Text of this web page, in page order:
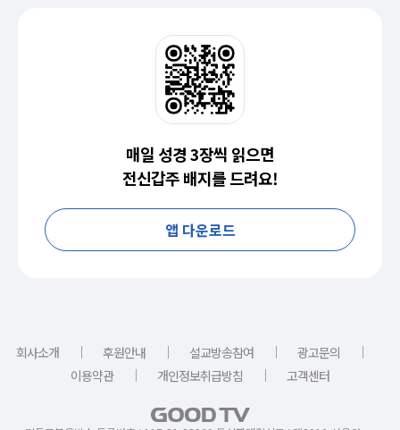
매일 성경 3장씩 읽으면
전신갑주 배지를 드려요!
앱 다운로드
회사소개 ｜ 후원안내 ｜ 설교방송참여 ｜ 광고문의
｜
이용약관
｜ 개인정보취급방침 ｜ 고객센터